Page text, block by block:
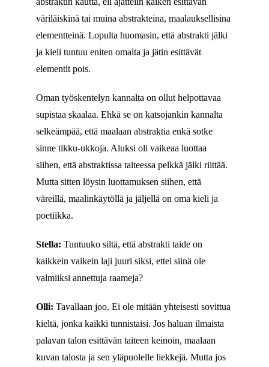
väriläiskinä tai muina abstrakteina, maalauksellisina
elementteinä. Lopulta huomasin, että abstrakti jälki
ja kieli tuntuu eniten omalta ja jätin esittävät
elementit pois.
Oman työskentelyn kannalta on ollut helpottavaa
supistaa skaalaa. Ehkä se on katsojankin kannalta
selkeämpää, että maalaan abstraktia enkä sotke
sinne tikku-ukkoja. Aluksi oli vaikeaa luottaa
siihen, että abstraktissa taiteessa pelkkä jälki riittää.
Mutta sitten löysin luottamuksen siihen, että
väreillä, maalinkäytöllä ja jäljellä on oma kieli ja
poetiikka.
Stella: Tuntuuko siltä, että abstrakti taide on
kaikkein vaikein laji juuri siksi, ettei siinä ole
valmiiksi annettuja raameja?
Olli: Tavallaan joo. Ei ole mitään yhteisesti sovittua
kieltä, jonka kaikki tunnistaisi. Jos haluan ilmaista
palavan talon esittävän taiteen keinoin, maalaan
kuvan talosta ja sen yläpuolelle liekkejä. Mutta jos